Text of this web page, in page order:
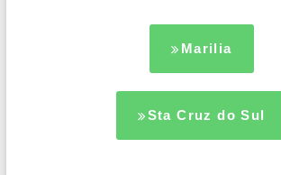
Marilia
Sta Cruz do Sul